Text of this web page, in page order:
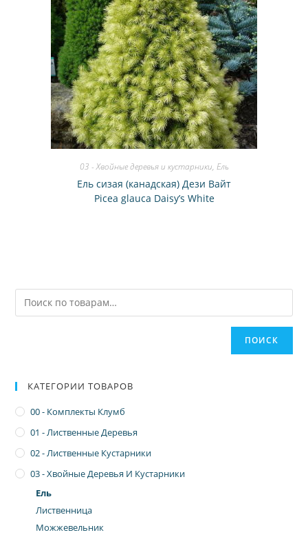
03 - Хвойные деревья и кустарники, Ель
Ель сизая (канадская) Дези Вайт
Picea glauca Daisy’s White
ПОИСК
КАТЕГОРИИ ТОВАРОВ
00 - Комплекты Клумб
01 - Лиственные Деревья
02 - Лиственные Кустарники
03 - Хвойные Деревья И Кустарники
Ель
Лиственница
Можжевельник